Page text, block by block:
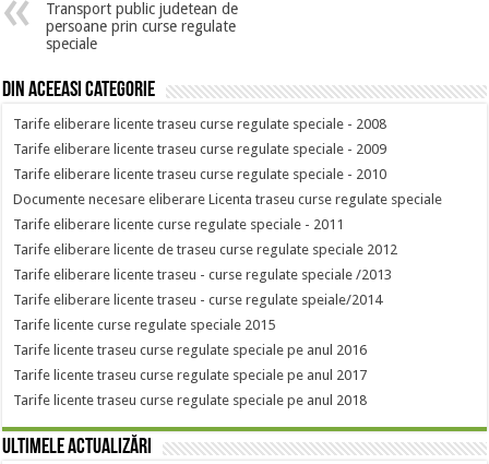
Transport public judetean de
persoane prin curse regulate
speciale
Din aceeasi categorie
Tarife eliberare licente traseu curse regulate speciale - 2008
Tarife eliberare licente traseu curse regulate speciale - 2009
Tarife eliberare licente traseu curse regulate speciale - 2010
Documente necesare eliberare Licenta traseu curse regulate speciale
Tarife eliberare licente curse regulate speciale - 2011
Tarife eliberare licente de traseu curse regulate speciale 2012
Tarife eliberare licente traseu - curse regulate speciale /2013
Tarife eliberare licente traseu - curse regulate speiale/2014
Tarife licente curse regulate speciale 2015
Tarife licente traseu curse regulate speciale pe anul 2016
Tarife licente traseu curse regulate speciale pe anul 2017
Tarife licente traseu curse regulate speciale pe anul 2018
Ultimele actualizări